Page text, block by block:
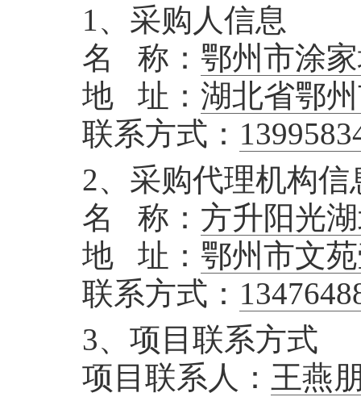
1、采购人信息
名 称： 鄂州市涂
地 址： 湖北省鄂
联系方式：
2、采购代理机构信
名 称： 方升阳光
地 址： 鄂州市文
联系方式：
3、项目联系方式
项目联系人： 王燕